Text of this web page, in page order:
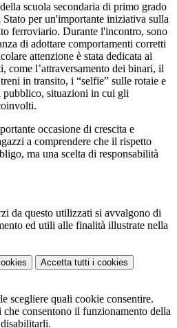
scuola secondaria di primo grado
per un'importante iniziativa sulla
ferroviario. Durante l'incontro, sono
di adottare comportamenti corretti
attenzione è stata dedicata ai
come l’attraversamento dei binari, il
in transito, i “selfie” sulle rotaie e
pubblico, situazioni in cui gli
occasione di crescita e
a comprendere che il rispetto
ma una scelta di responsabilità
da questo utilizzati si avvalgono di
ed utili alle finalità illustrate nella
Accetta tutti i cookies
scegliere quali cookie consentire.
consentono il funzionamento della